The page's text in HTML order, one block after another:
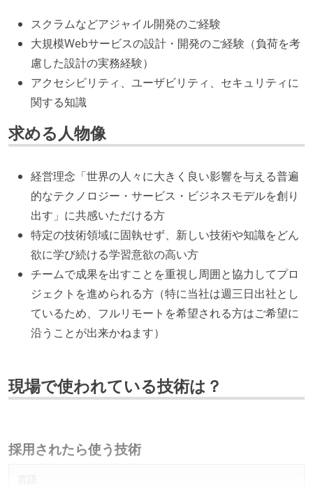
スクラムなどアジャイル開発のご経験
大規模Webサービスの設計・開発のご経験（負荷を考
慮した設計の実務経験）
アクセシビリティ、ユーザビリティ、セキュリティに
関する知識
求める人物像
経営理念「世界の人々に大きく良い影響を与える普遍
的なテクノロジー・サービス・ビジネスモデルを創り
出す」に共感いただける方
特定の技術領域に固執せず、新しい技術や知識をどん
欲に学び続ける学習意欲の高い方
チームで成果を出すことを重視し周囲と協力してプロ
ジェクトを進められる方（特に当社は週三日出社とし
ているため、フルリモートを希望される方はご希望に
沿うことが出来かねます）
現場で使われている技術は？
採用されたら使う技術
言語